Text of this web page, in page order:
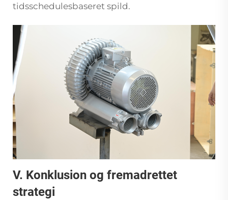
tidsschedulesbaseret spild.
V. Konklusion og fremadrettet
strategi